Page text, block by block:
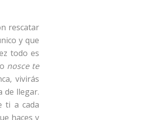
rescatar
y que
todo es
nosce te
vivirás
de llegar.
ti a cada
haces y